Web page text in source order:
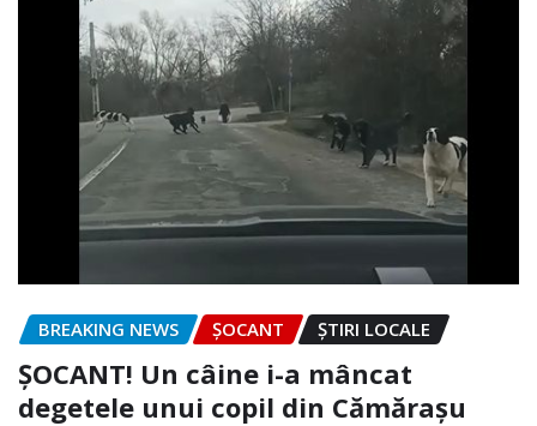
BREAKING NEWS ȘOCANT ȘTIRI LOCALE
ȘOCANT! Un câine i-a mâncat
degetele unui copil din Cămărașu